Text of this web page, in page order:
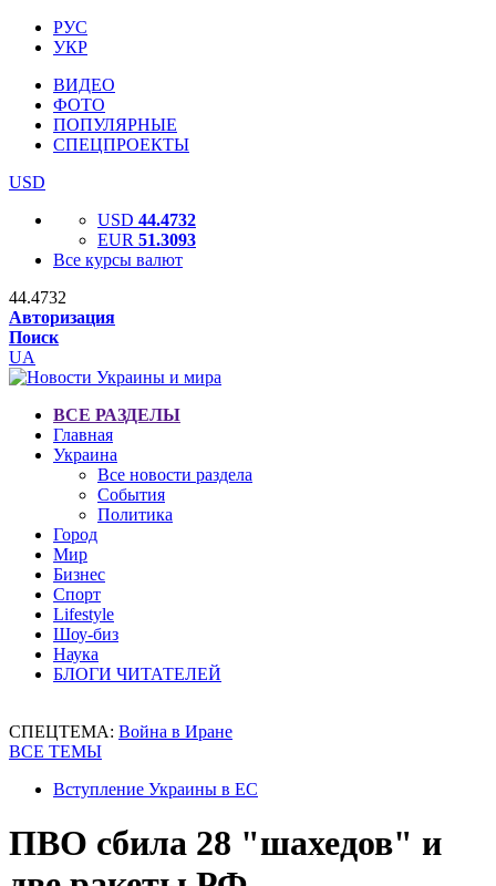
РУС
УКР
ВИДЕО
ФОТО
ПОПУЛЯРНЫЕ
СПЕЦПРОЕКТЫ
USD
USD 44.4732
EUR 51.3093
Все курсы валют
44.4732
Авторизация
Поиск
UA
ВСЕ РАЗДЕЛЫ
Главная
Украина
Все новости раздела
События
Политика
Город
Мир
Бизнес
Спорт
Lifestyle
Шоу-биз
Наука
БЛОГИ ЧИТАТЕЛЕЙ
СПЕЦТЕМА: Война в Иране
ВСЕ ТЕМЫ
Вступление Украины в ЕС
ПВО сбила 28 "шахедов" и